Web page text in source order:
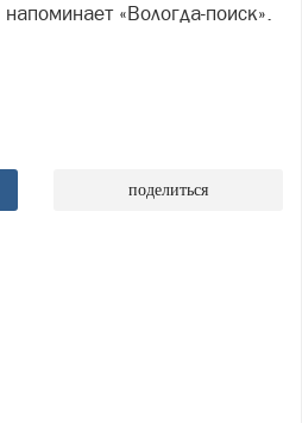
«Вологда-поиск».
поделиться